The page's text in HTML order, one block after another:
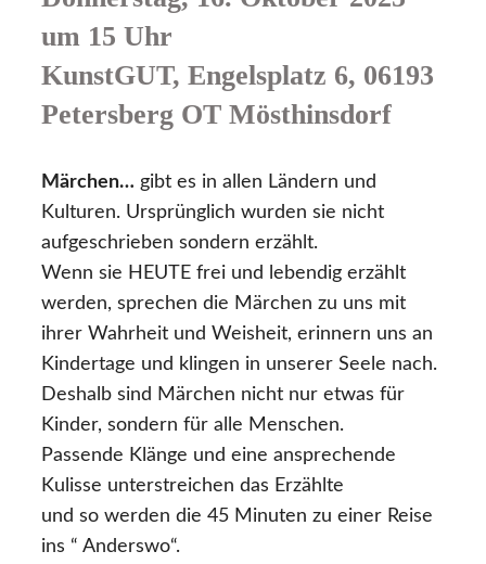
um 15 Uhr
KunstGUT, Engelsplatz 6, 06193
Petersberg OT Mösthinsdorf
Märchen… gibt es in allen Ländern und
Kulturen. Ursprünglich wurden sie nicht
aufgeschrieben sondern erzählt.
Wenn sie HEUTE frei und lebendig erzählt
werden, sprechen die Märchen zu uns mit
ihrer Wahrheit und Weisheit, erinnern uns an
Kindertage und klingen in unserer Seele nach.
Deshalb sind Märchen nicht nur etwas für
Kinder, sondern für alle Menschen.
Passende Klänge und eine ansprechende
Kulisse unterstreichen das Erzählte
und so werden die 45 Minuten zu einer Reise
ins “ Anderswo“.